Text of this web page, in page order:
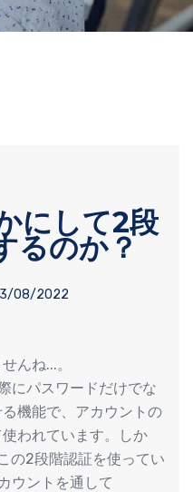
にして2段
るのか？
08/2022
んね...。
にパスワードだけでな
機能で、アカウントの
われています。しか
の2段階認証を使ってい
ウントを通して